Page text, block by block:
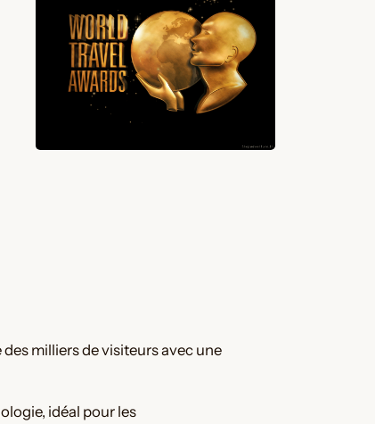
milliers de visiteurs avec une
idéal pour les